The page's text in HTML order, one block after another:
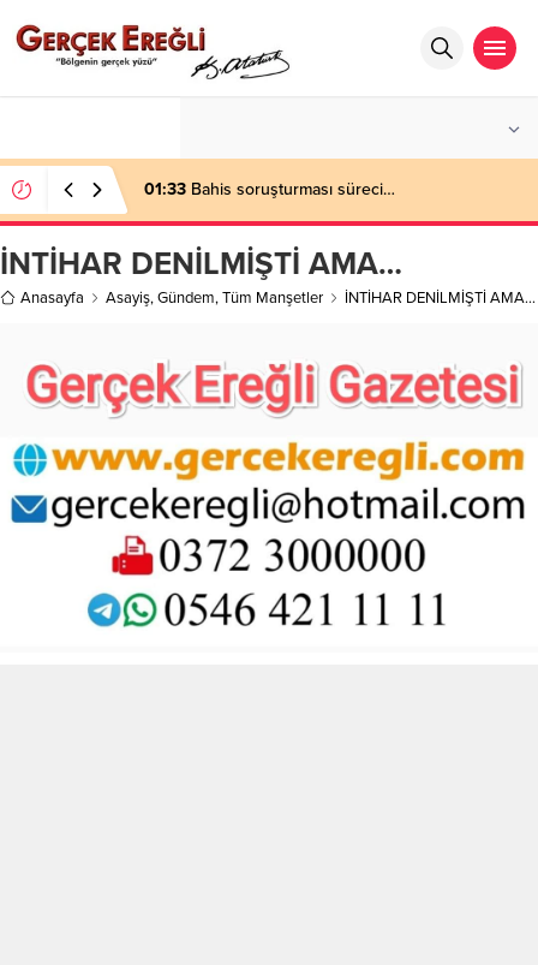
01:33 Bahis soruşturması süreci…
İNTİHAR DENİLMİŞTİ AMA…
Anasayfa Asayiş,Gündem,Tüm Manşetler İNTİHAR DENİLMİŞTİ AMA…